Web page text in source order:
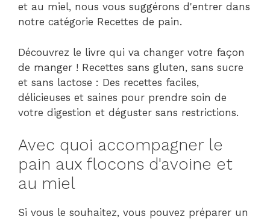
et au miel, nous vous suggérons d'entrer dans
notre catégorie Recettes de pain.
Découvrez le livre qui va changer votre façon
de manger ! Recettes sans gluten, sans sucre
et sans lactose : Des recettes faciles,
délicieuses et saines pour prendre soin de
votre digestion et déguster sans restrictions.
Avec quoi accompagner le
pain aux flocons d'avoine et
au miel
Si vous le souhaitez, vous pouvez préparer un